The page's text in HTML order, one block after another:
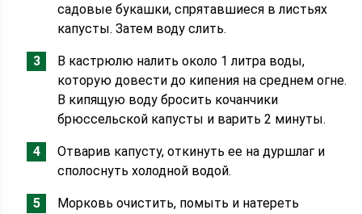
садовые букашки, спрятавшиеся в листьях
капусты. Затем воду слить.
В кастрюлю налить около 1 литра воды,
которую довести до кипения на среднем огне.
В кипящую воду бросить кочанчики
брюссельской капусты и варить 2 минуты.
Отварив капусту, откинуть ее на дуршлаг и
сполоснуть холодной водой.
Морковь очистить, помыть и натереть